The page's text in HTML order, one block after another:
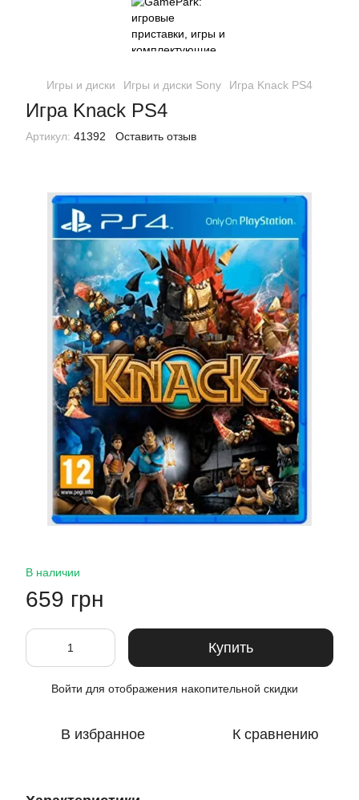
Игры и диски Игры и диски Sony Игра Knack PS4
Игра Knack PS4
Артикул: 41392 Оставить отзыв
В наличии
659 грн
Купить
Войти для отображения накопительной скидки
В избранное К сравнению